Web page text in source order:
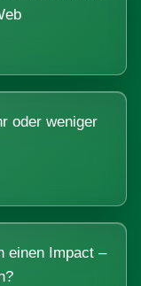
oder weniger
einen Impact –